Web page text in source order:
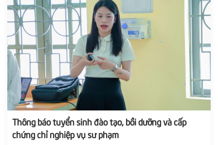
Thông báo tuyển sinh đào tạo, bồi dưỡng và cấp
chứng chỉ nghiệp vụ sư phạm